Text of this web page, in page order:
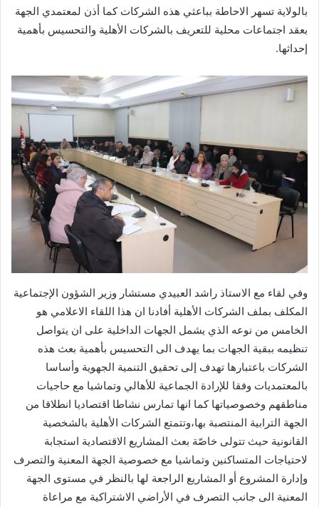
بالولاية تسهر الاحاطة بباعثي هذه الشركات كما أذن لمعتمدي الجهة
بعقد اجتماعات محلية للتعريف بالشركات الأهلية والتحسيس بأهمية
إحداثها.
وفي لقاء مع الاستاذ راشد العبيدي مستشار وزير الشؤون الإجتماعية
المكلف بملف الشركات الأهلية أفادنا ان هذا اللقاء الاعلامي هو
الخامس من نوعه الذي يشمل الجهات الداخلية على ان يتواصل
تنظيمه ببقية الجهات بما يهدف الى التحسيس بأهمية بعث هذه
الشركات باعتبارها تهدف إلى تحقيق التنمية الجهوية وأساسا
بالمعتمديات وفقا للإرادة الجماعية للأهالي وتماشيا مع حاجيات
مناطقهم وخصوصياتها كما انها تمارس نشاطا اقتصاديا انطلاقا من
الجهة الترابية المنتصبة بها،وتتمتع الشركات الأهلية بالشخصية
القانونية حيث تتولى خاصّة بعث المشاريع الاقتصادية استجابة
لاحتياجات المتساكنين وتماشيا مع خصوصية الجهة المعنية والتصرف
وإدارة المشروع أو المشاريع الراجعة لها بالنظر في مستوى الجهة
المعنية الى جانب التصرف في الأراضي الاشتراكية مع مراعاة